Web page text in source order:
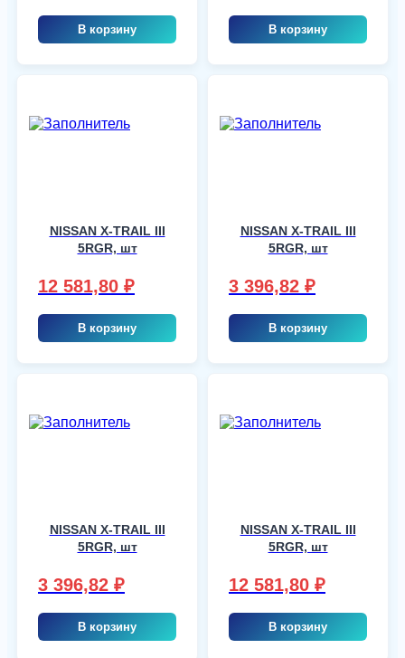
В корзину В корзину
NISSAN X-TRAIL III
5RGR, шт
12 581,80 ₽
В корзину
NISSAN X-TRAIL III
5RGR, шт
3 396,82 ₽
В корзину
NISSAN X-TRAIL III
5RGR, шт
3 396,82 ₽
В корзину
NISSAN X-TRAIL III
5RGR, шт
12 581,80 ₽
В корзину